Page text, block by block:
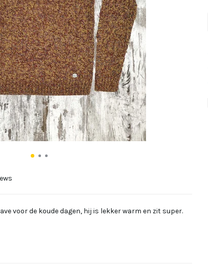
voor de koude dagen, hij is lekker warm en zit super.